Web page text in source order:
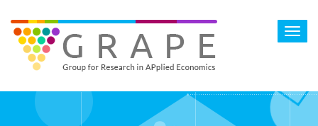
main
content